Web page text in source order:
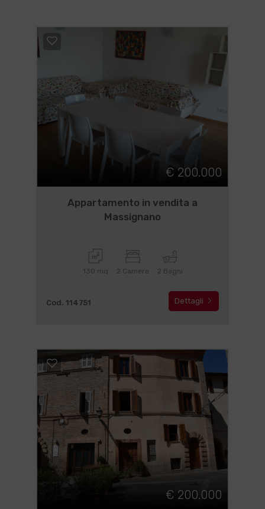
€ 200.000
Appartamento in vendita a
Massignano
130 mq 2 Camere 2 Bagni
Cod. 114751 Dettagli
€ 200.000